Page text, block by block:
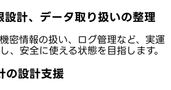
設計、データ取り扱いの整理
密情報の扱い、ログ管理など、実運
、安全に使える状態を目指します。
の設計支援